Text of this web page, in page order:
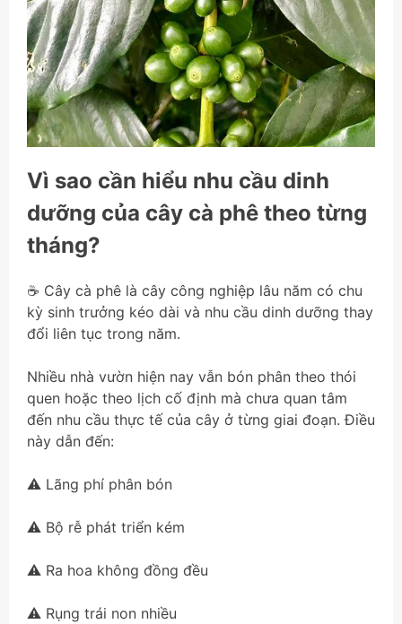
Vì sao cần hiểu nhu cầu dinh
dưỡng của cây cà phê theo từng
tháng?
☕ Cây cà phê là cây công nghiệp lâu năm có chu
kỳ sinh trưởng kéo dài và nhu cầu dinh dưỡng thay
đổi liên tục trong năm.
Nhiều nhà vườn hiện nay vẫn bón phân theo thói
quen hoặc theo lịch cố định mà chưa quan tâm
đến nhu cầu thực tế của cây ở từng giai đoạn. Điều
này dẫn đến:
⚠️ Lãng phí phân bón
⚠️ Bộ rễ phát triển kém
⚠️ Ra hoa không đồng đều
⚠️ Rụng trái non nhiều